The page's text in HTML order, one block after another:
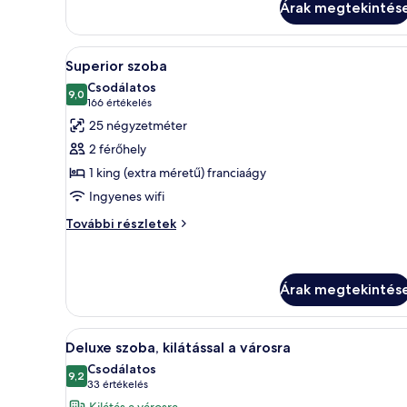
Árak
A
következő
szoba
összes
képének
megtekintése:
Superior
szoba
Egy modern szállodai szoba,
4
Superior szoba
9,010-ből 9,0
Csodálatos
166 értékelés
(166
értékelés)
25 négyzetméter
2 férőhely
1 king (extra méretű) franciaágy
Ingyenes wifi
További részletek
Superior
Árak
A
következő
szoba
összes
Egy szállodai szoba,
5
Deluxe szoba, kilátással a városra
9,210-ből 9,2
Csodálatos
33 értékelés
(33